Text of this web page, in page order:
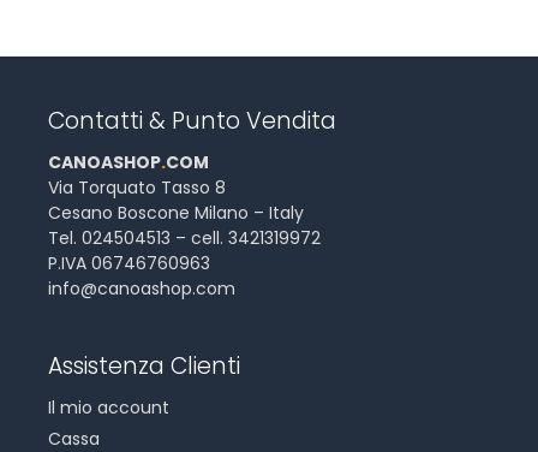
Contatti & Punto Vendita
CANOASHOP.COM
Via Torquato Tasso 8
Cesano Boscone Milano – Italy
Tel. 024504513 – cell. 3421319972
P.IVA 06746760963
info@canoashop.com
Assistenza Clienti
Il mio account
Cassa